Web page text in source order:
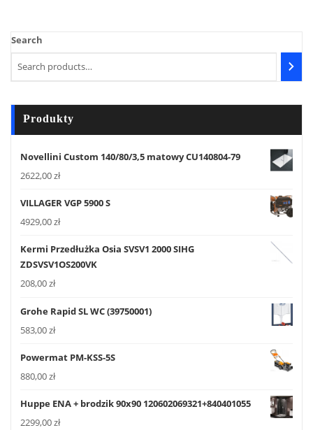
Search
Produkty
Novellini Custom 140/80/3,5 matowy CU140804-79
2622,00zł
VILLAGER VGP 5900 S
4929,00zł
Kermi Przedłużka Osia SVSV1 2000 SIHG
ZDSVSV1OS200VK
208,00zł
Grohe Rapid SL WC (39750001)
583,00zł
Powermat PM-KSS-5S
880,00zł
Huppe ENA + brodzik 90x90 120602069321+840401055
2299,00zł